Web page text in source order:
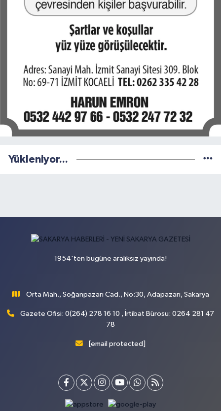
Yükleniyor...
1954'ten bugüne aralıksız yayında!
Orta Mah., Soğanpazarı Cad., No:30, Adapazarı, Sakarya
Gazete Ofisi: 0(264) 278 16 10 , İrtibat Bürosu: 0264 281 47
78
[email protected]